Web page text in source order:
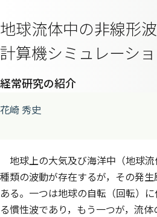
ウで開きます）
ンドウで開きます）
ウインドウで開きます）
地球流体中の非線形
計算機シミュレーシ
経常研究の紹介
花崎 秀史
地球上の大気及び海洋中（地球
種類の波動が存在するが，その発
ある。一つは地球の自転（回転）
る慣性波であり，もう一つが，流